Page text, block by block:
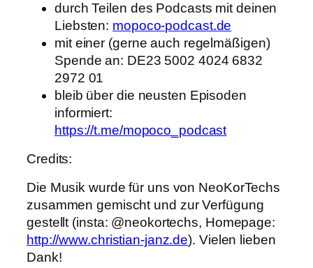
durch Teilen des Podcasts mit deinen
Liebsten: mopoco-podcast.de
mit einer (gerne auch regelmäßigen)
Spende an: DE23 5002 4024 6832
2972 01
bleib über die neusten Episoden
informiert:
https://t.me/mopoco_podcast
Credits:
Die Musik wurde für uns von NeoKorTechs
zusammen gemischt und zur Verfügung
gestellt (insta: @neokortechs, Homepage:
http://www.christian-janz.de). Vielen lieben
Dank!